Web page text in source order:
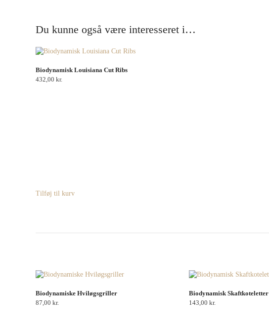
Du kunne også være interesseret i…
Biodynamisk Louisiana Cut Ribs
432,00 kr.
Tilføj til kurv
Biodynamiske Hviløgsgriller
87,00 kr.
Biodynamisk Skaftkoteletter
143,00 kr.